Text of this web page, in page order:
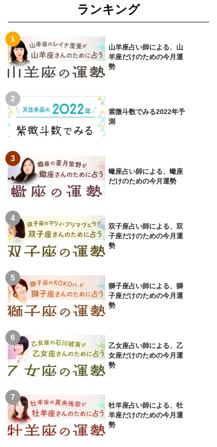
ランキング
山羊座占い師による、山
羊座だけのための今月運
勢
紫微斗数でみる2022年予
測
蠍座占い師による、蠍座
だけのための今月運勢
双子座占い師による、双
子座だけのための今月運
勢
獅子座占い師による、獅
子座だけのための今月運
勢
乙女座占い師による、乙
女座だけのための今月運
勢
牡羊座占い師による、牡
羊座だけのための今月運
勢